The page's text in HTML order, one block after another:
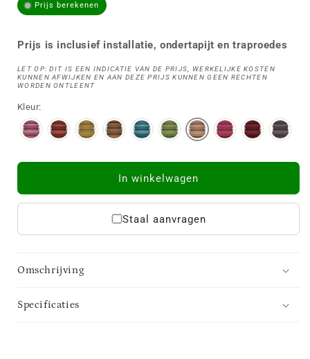
Prijs berekenen
Prijs is inclusief installatie, ondertapijt en traproedes
LET OP: DIT IS EEN INDICATIE VAN DE PRIJS, WERKELIJKE KOSTEN
KUNNEN AFWIJKEN EN AAN DEZE PRIJS KUNNEN GEEN RECHTEN
WORDEN ONTLEENT
Kleur:
In winkelwagen
Staal aanvragen
Omschrijving
Specificaties